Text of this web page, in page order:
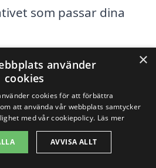
som passar dina
slamsugningstjänster i
kan det
överväga företag i
Här är några av de
till:
×
använder
cookies
cookies för att förbättra
att använda vår webbplats samtycker
med vår cookiepolicy. Läs mer
AVVISA ALLT